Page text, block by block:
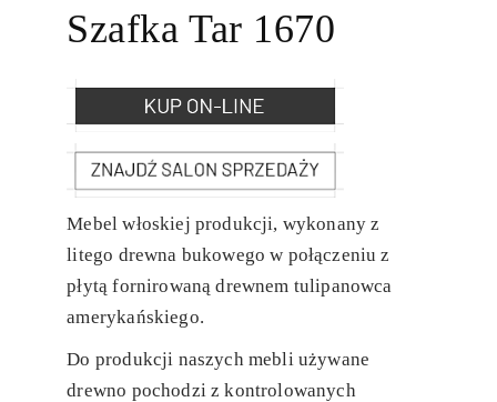
Szafka Tar 1670
Mebel włoskiej produkcji, wykonany z
litego drewna bukowego w połączeniu z
płytą fornirowaną drewnem tulipanowca
amerykańskiego.
Do produkcji naszych mebli używane
drewno pochodzi z kontrolowanych